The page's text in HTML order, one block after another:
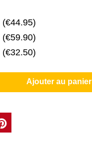
(€44.95)
(€59.90)
(€32.50)
Ajouter au panier